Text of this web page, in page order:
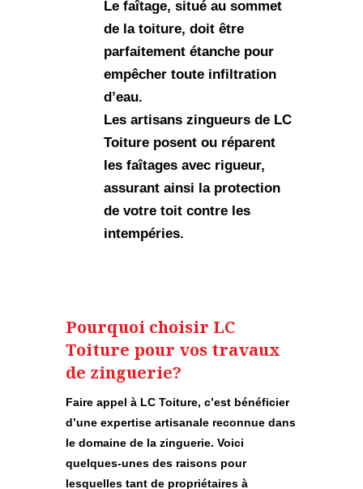
Le faîtage, situé au sommet
de la toiture, doit être
parfaitement étanche pour
empêcher toute infiltration
d’eau.
Les artisans zingueurs de LC
Toiture posent ou réparent
les faîtagesavec rigueur,
assurant ainsi la protection
de votre toit contre les
intempéries.
Pourquoi choisir LC
Toiture pour vos travaux
de zinguerie?
Faire appel à LC Toiture, c’est bénéficier
d’une expertise artisanale reconnuedans
le domaine de la zinguerie. Voici
quelques-unes des raisons pour
lesquelles tant de propriétaires à